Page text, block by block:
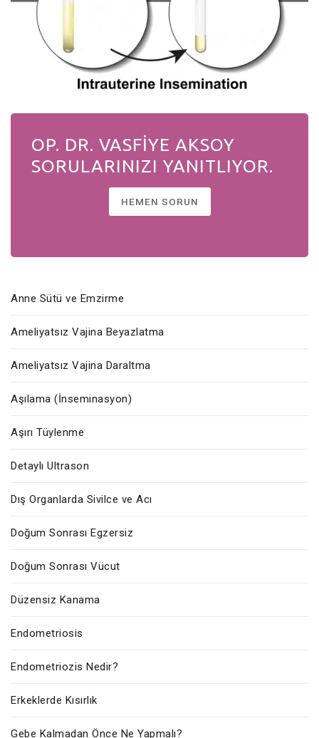
OP. DR. VASFİYE AKSOY
SORULARINIZI YANITLIYOR.
HEMEN SORUN
Anne Sütü ve Emzirme
Ameliyatsız Vajina Beyazlatma
Ameliyatsız Vajina Daraltma
Aşılama (İnseminasyon)
Aşırı Tüylenme
Detaylı Ultrason
Dış Organlarda Sivilce ve Acı
Doğum Sonrası Egzersiz
Doğum Sonrası Vücut
Düzensiz Kanama
Endometriosis
Endometriozis Nedir?
Erkeklerde Kısırlık
Gebe Kalmadan Önce Ne Yapmalı?